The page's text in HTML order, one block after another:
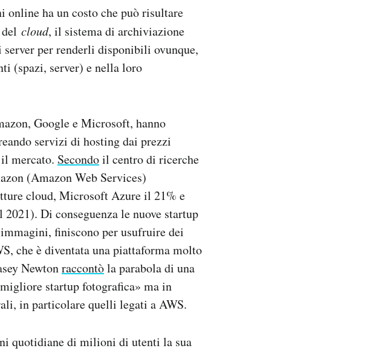
ha un costo che può risultare
cloud, il sistema di archiviazione
server per renderli disponibili ovunque,
(spazi, server) e nella loro
Google e Microsoft, hanno
servizi di hosting dai prezzi
mercato. Secondoil centro di ricerche
(Amazon Web Services)
cloud, Microsoft Azure il 21% e
Di conseguenza le nuove startup
finiscono per usufruire dei
che è diventata una piattaforma molto
Newtonraccontòla parabola di una
startup fotografica» ma in
in particolare quelli legati a AWS.
quotidiane di milioni di utenti la sua